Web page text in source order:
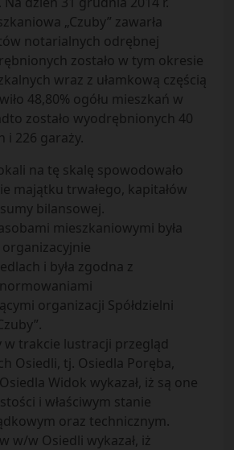
„Czuby” zawarła
notarialnych odrębnej
zostało w tym okresie
wraz z ułamkową częścią
48,80% ogółu mieszkań w
zostało wyodrębnionych 40
i 226 garaży.
na tę skalę spowodowało
majątku trwałego, kapitałów
bilansowej.
mieszkaniowymi była
i była zgodna z
organizacji Spółdzielni
w trakcie lustracji przegląd
Osiedli, tj. Osiedla Poręba,
Widok wykazał, iż są one
i właściwym stanie
oraz technicznym.
w/w Osiedli wykazał, iż